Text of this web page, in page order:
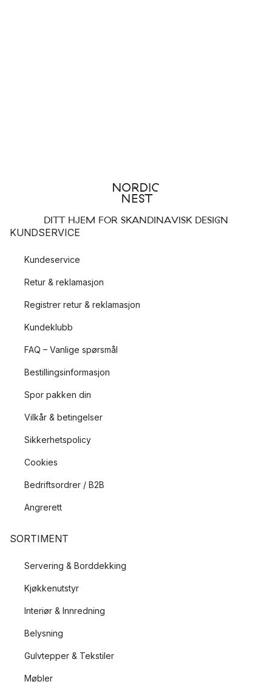
DITT HJEM FOR SKANDINAVISK DESIGN
KUNDSERVICE
Kundeservice
Retur & reklamasjon
Registrer retur & reklamasjon
Kundeklubb
FAQ – Vanlige spørsmål
Bestillingsinformasjon
Spor pakken din
Vilkår & betingelser
Sikkerhetspolicy
Cookies
Bedriftsordrer / B2B
Angrerett
SORTIMENT
Servering & Borddekking
Kjøkkenutstyr
Interiør & Innredning
Belysning
Gulvtepper & Tekstiler
Møbler